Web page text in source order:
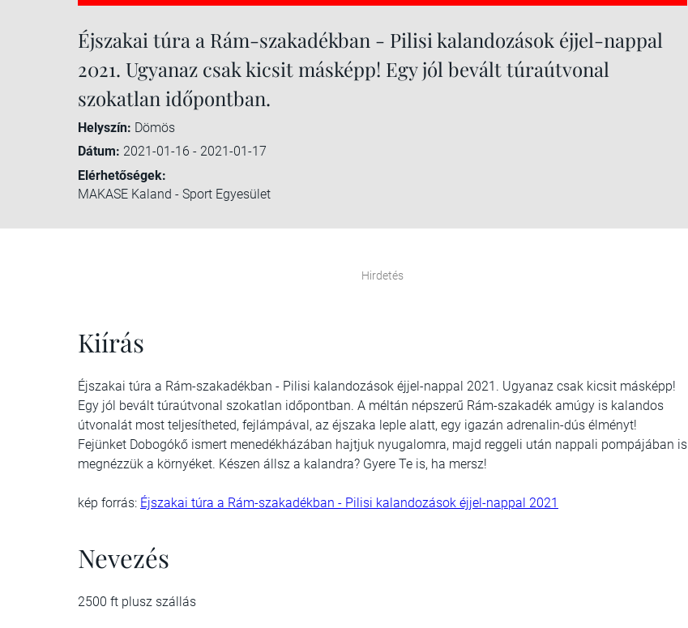
Éjszakai túra a Rám-szakadékban - Pilisi kalandozások éjjel-nappal
2021. Ugyanaz csak kicsit másképp! Egy jól bevált túraútvonal
szokatlan időpontban.
Helyszín: Dömös
Dátum: 2021-01-16 - 2021-01-17
Elérhetőségek:
MAKASE Kaland - Sport Egyesület
Hirdetés
Kiírás
Éjszakai túra a Rám-szakadékban - Pilisi kalandozások éjjel-nappal 2021. Ugyanaz csak kicsit másképp!
Egy jól bevált túraútvonal szokatlan időpontban. A méltán népszerű Rám-szakadék amúgy is kalandos
útvonalát most teljesítheted, fejlámpával, az éjszaka leple alatt, egy igazán adrenalin-dús élményt!
Fejünket Dobogókő ismert menedékházában hajtjuk nyugalomra, majd reggeli után nappali pompájában is
megnézzük a környéket. Készen állsz a kalandra? Gyere Te is, ha mersz!
kép forrás: Éjszakai túra a Rám-szakadékban - Pilisi kalandozások éjjel-nappal 2021
Nevezés
2500 ft plusz szállás